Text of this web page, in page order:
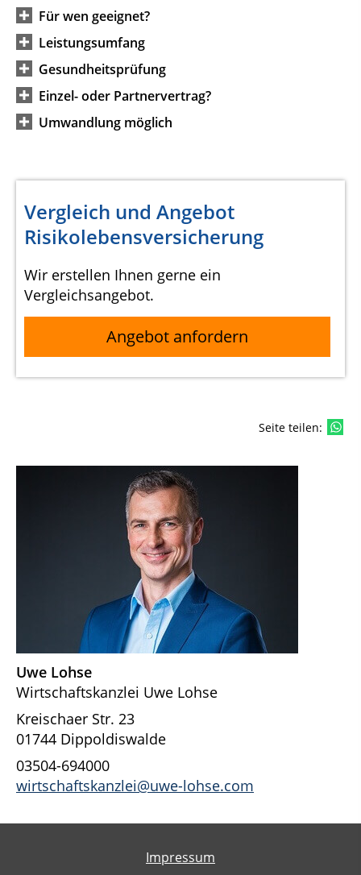
Für wen geeignet?
Leistungsumfang
Gesundheitsprüfung
Einzel- oder Partnervertrag?
Umwandlung möglich
Vergleich und Angebot
Risikolebensversicherung
Wir erstellen Ihnen gerne ein
Vergleichsangebot.
Angebot anfordern
Seite teilen:
Uwe Lohse
Wirtschaftskanzlei Uwe Lohse
Kreischaer Str. 23
01744 Dippoldiswalde
03504-694000
wirtschaftskanzlei@uwe-lohse.com
Impressum